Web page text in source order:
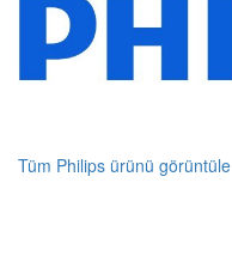
Tüm Philips ürünü görüntüle